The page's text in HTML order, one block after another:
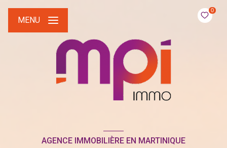
0
MENU
AGENCE IMMOBILIÈRE EN MARTINIQUE